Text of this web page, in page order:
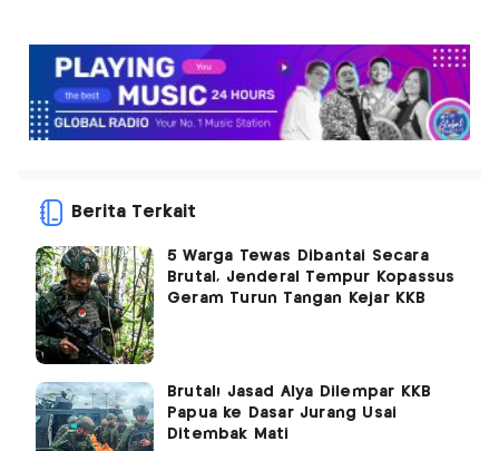
Berita Terkait
5 Warga Tewas Dibantai Secara
Brutal, Jenderal Tempur Kopassus
Geram Turun Tangan Kejar KKB
Brutal! Jasad Alya Dilempar KKB
Papua ke Dasar Jurang Usai
Ditembak Mati